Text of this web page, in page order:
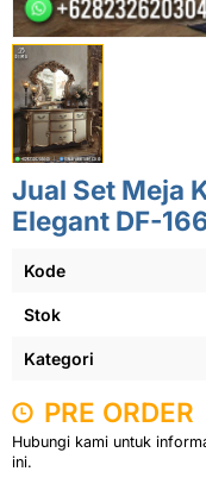
Jual Set Meja
Elegant DF-
Kode
Stok
Kategori
PRE ORDER
Hubungi kami untuk
ini.